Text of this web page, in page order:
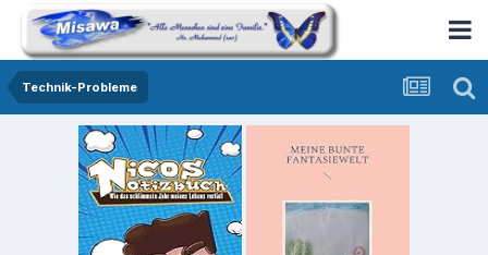
Technik-Probleme